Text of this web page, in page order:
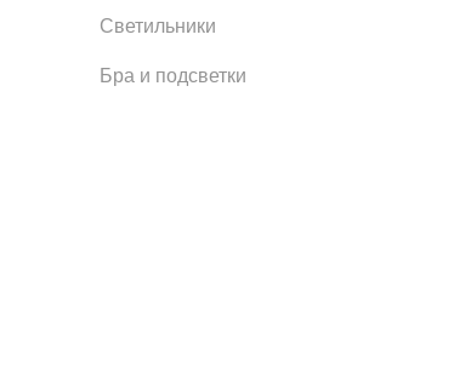
Светильники
Бра и подсветки